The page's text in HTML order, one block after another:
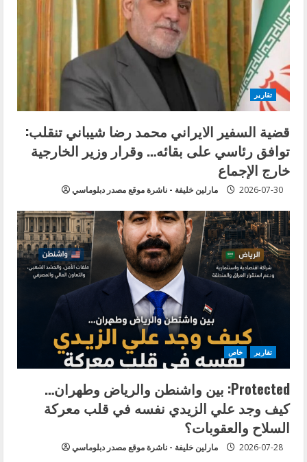
تقارير
قضية السفير الايراني محمد رضا شيباني تنقلب:
توافق رئاسي على بقائه… وقرار وزير الخارجية
خارج الإجماع
مارلين خليفة - ناشرة موقع مصدر دبلوماسي 2026-07-30
تقارير خاص
Protected: بين واشنطن والرياض وطهران…
كيف وجد علي الزيدي نفسه في قلب معركة
السلاح والعقوبات؟
مارلين خليفة - ناشرة موقع مصدر دبلوماسي 2026-07-28